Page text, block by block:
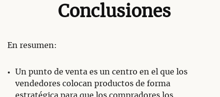
Conclusiones
En resumen:
Un punto de venta es un centro en el que los
vendedores colocan productos de forma